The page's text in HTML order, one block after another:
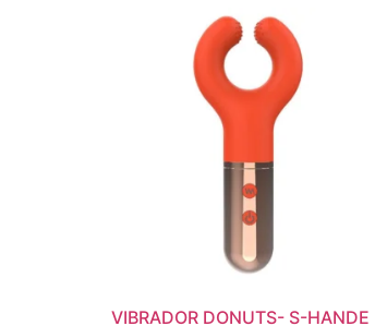
VIBRADOR DONUTS- S-HANDE